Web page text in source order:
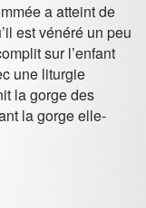
a atteint de
est vénéré un peu
sur l’enfant
une liturgie
la gorge des
la gorge elle-